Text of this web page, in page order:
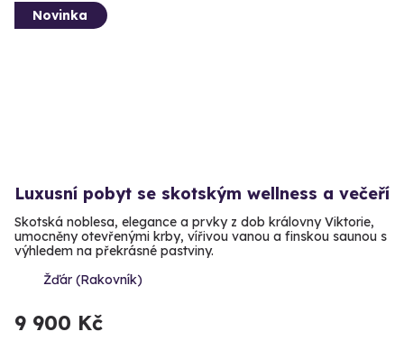
Novinka
Luxusní pobyt se skotským wellness a večeří
Skotská noblesa, elegance a prvky z dob královny Viktorie,
umocněny otevřenými krby, vířivou vanou a finskou saunou s
výhledem na překrásné pastviny.
Žďár (Rakovník)
9 900 Kč